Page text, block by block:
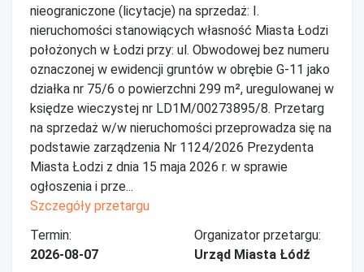
nieograniczone (licytacje) na sprzedaż: I.
nieruchomości stanowiących własność Miasta Łodzi
położonych w Łodzi przy: ul. Obwodowej bez numeru
oznaczonej w ewidencji gruntów w obrębie G-11 jako
działka nr 75/6 o powierzchni 299 m², uregulowanej w
księdze wieczystej nr LD1M/00273895/8. Przetarg
na sprzedaż w/w nieruchomości przeprowadza się na
podstawie zarządzenia Nr 1124/2026 Prezydenta
Miasta Łodzi z dnia 15 maja 2026 r. w sprawie
ogłoszenia i prze...
Szczegóły przetargu
Termin:
2026-08-07
Organizator przetargu:
Urząd Miasta Łódź